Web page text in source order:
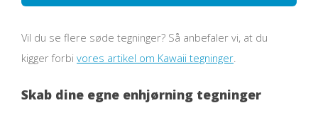
Vil du se flere søde tegninger? Så anbefaler vi, at du
kigger forbi vores artikel om Kawaii tegninger
Skab dine egne enhjørning tegninger